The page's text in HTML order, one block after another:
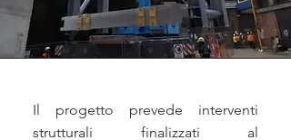
Il progetto prevede interventi
strutturali finalizzati al